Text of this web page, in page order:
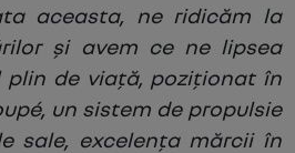
aceasta, ne ridicăm la
și avem ce ne lipsea
plin de viață, poziționat în
un sistem de propulsie
sale, excelența mărcii în